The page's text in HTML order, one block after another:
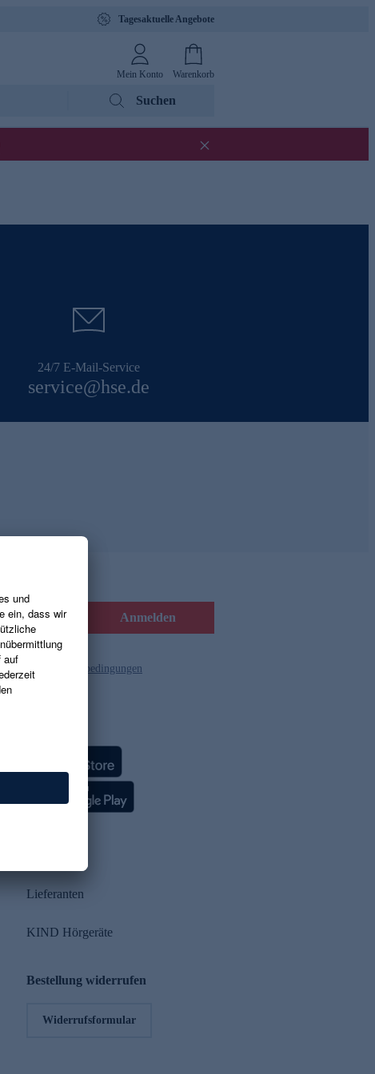
Tagesaktuelle Angebote
Mein Konto Warenkorb
Suchen
24/7 E-Mail-Service
service@hse.de
Anmelden
und die Gutscheinbedingungen
Lieferanten
KIND Hörgeräte
Bestellung widerrufen
Widerrufsformular